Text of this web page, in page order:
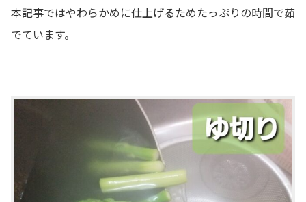
本記事ではやわらかめに仕上げるためたっぷりの時間で茹
でています。